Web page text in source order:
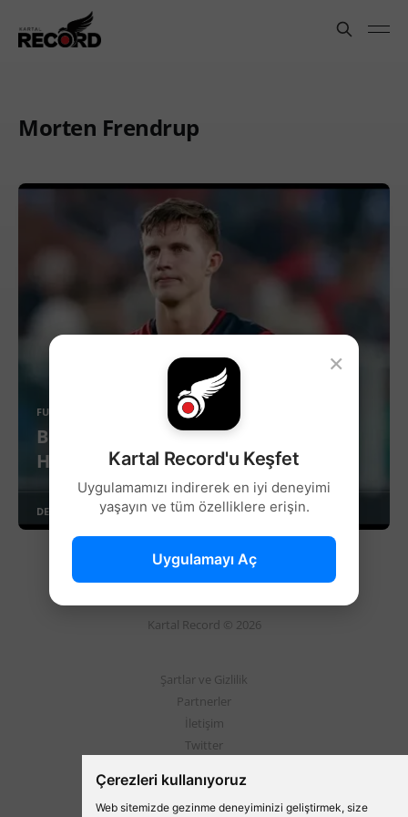
Çerezleri kullanıyoruz
Web sitemizde gezinme deneyiminizi geliştirmek, size
Morten Frendrup
FUTBOL
Beşiktaş’tan Orta Sahaya İskandinav
Hamle!
DEVAMINI OKU
Kartal Record © 2026
Şartlar ve Gizlilik
Partnerler
İletişim
Twitter
×
Kartal Record'u Keşfet
Uygulamamızı indirerek en iyi deneyimi
yaşayın ve tüm özelliklere erişin.
Uygulamayı Aç